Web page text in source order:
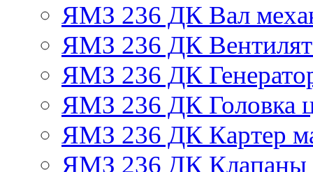
ЯМЗ 236 ДК Вал
ЯМЗ 236 ДК
ЯМЗ 236 ДК
ЯМЗ 236 ДК Головка
ЯМЗ 236 ДК Картер
ЯМЗ 236 ДК Клапаны